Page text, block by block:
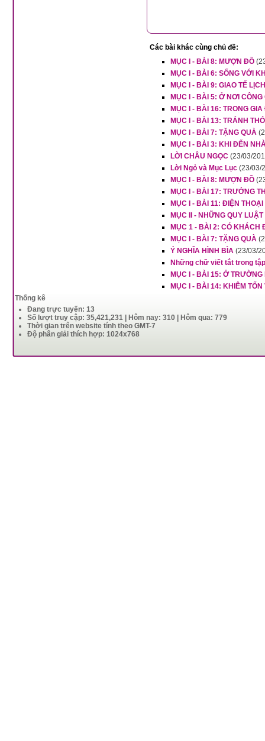
Các bài khác cùng chủ đề:
MỤC I - BÀI 8: MƯỢN ĐỒ
MỤC I - BÀI 6: SỐNG VỚI
MỤC I - BÀI 9: GIAO TẾ
MỤC I - BÀI 5: Ở NƠI CÔNG
MỤC I - BÀI 16: TRONG
MỤC I - BÀI 13: TRÁNH
MỤC I - BÀI 7: TẶNG QUÀ
MỤC I - BÀI 3: KHI ĐẾN
LỜI CHÂU NGỌC (23/03/
Lời Ngỏ và Mục Lục (23/03/
MỤC I - BÀI 8: MƯỢN ĐỒ
MỤC I - BÀI 17: TRƯỞNG
MỤC I - BÀI 11: ĐIỆN THOẠI
MỤC II - NHỮNG QUY
MỤC 1 - BÀI 2: CÓ KHÁCH
MỤC I - BÀI 7: TẶNG QUÀ
Ý NGHĨA HÌNH BÌA (23/03/
Những chữ viết tắt trong
MỤC I - BÀI 15: Ở TRƯỜNG
MỤC I - BÀI 14: KHIÊM TỐN
Thống kê
Đang trực tuyến: 13
Số lượt truy cập: 35,421,231 | Hôm nay: 310 | Hôm qua: 779
Thời gian trên website tính theo GMT-7
Độ phân giải thích hợp: 1024x768